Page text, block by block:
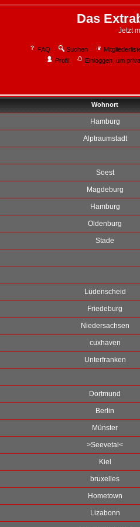
Das
Jetzt
FAQ Suchen
Profil
Einloggen, um
Wohnort
Hamburg
Alptraumstadt
Soest
Magdeburg
Hamburg
Oldenburg
Stade
Lüdenscheid
Friedeburg
Niedersachsen
cuxhaven
Unterfranken
Dortmund
Berlin
Münster
>Seevetal<
Kiel
bruxelles
Hometown
Lizabonn